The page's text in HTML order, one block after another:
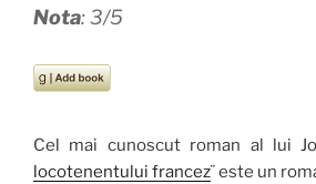
Nota: 3/5
Cel mai cunoscut roman al lui
locotenentului francez¨ este un